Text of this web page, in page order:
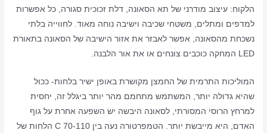
הלקוח: עיצוב מודרני של תא הסאונה, דלת זכוכית סגורה, כל אפשרות
למדפים ומתלים, משטחי שכיבה וישיבה נוחה מאוד. לחווייה בלתי
נשכחת מהסאונה, אפשר לאבזר את אזור הישיבה של הסאונה בתאורת
LED המחקה כוכבים צונחים או את אור הלבנה.
המוליכות התרמית של החמצן מקושרת באופן ישיר בלחות- ככול
שהיא גדולה יותר, המשתמש מתחמם מהר יותר ביגלל זה, יחסית
למרחץ הרוסי המסורתי, לסאונה היבשה יש השפעה אחרת על גוף
האדם, היא מייבשת יותר. הטמפרטורה נעה בין 70-110 C הלחות של